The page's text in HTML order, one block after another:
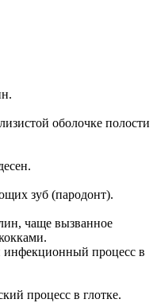
оболочке полости
зуб (пародонт).
чаще вызванное
инфекционный процесс в
процесс в глотке.